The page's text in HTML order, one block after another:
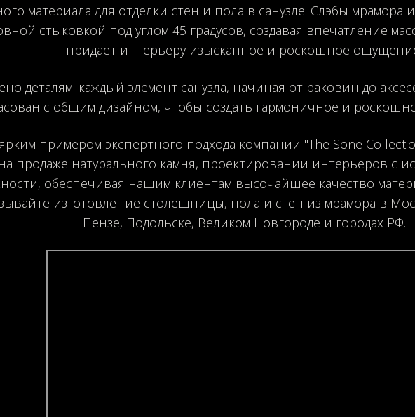
материала для отделки стен и пола в санузле. Слэбы
стыковкой под углом 45 градусов, создавая впечатление
придает интерьеру изысканное и роскошное
деталям: каждый элемент санузла, начиная от раковин до
с общим дизайном, чтобы создать гармоничное и
примером экспертного подхода компании "The Sone
продаже натурального камня, проектировании интерьеров с
обеспечивая нашим клиентам высочайшее качество
изготовление столешницы, пола и стен из мрамора в
Пензе, Подольске, Великом Новгороде и городах РФ.